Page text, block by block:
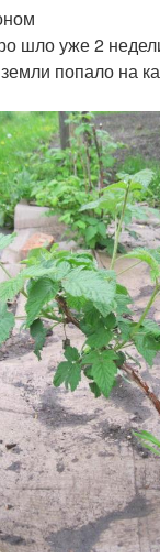
шло уже 2
попало на